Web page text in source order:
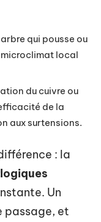
qui pousse ou
local
du cuivre ou
de la
aux surtensions.
: la
Un
passage, et